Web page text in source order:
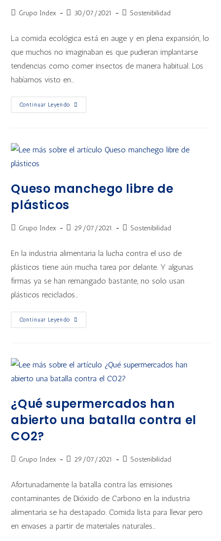
Grupo Index 30/07/2021 Sostenibilidad
La comida ecológica está en auge y en plena expansión, lo
que muchos no imaginaban es que pudieran implantarse
tendencias como comer insectos de manera habitual. Los
habíamos visto en…
Continuar Leyendo
Queso manchego libre de
plásticos
Grupo Index 29/07/2021 Sostenibilidad
En la industria alimentaria la lucha contra el uso de
plásticos tiene aún mucha tarea por delante. Y algunas
firmas ya se han remangado bastante, no solo usan
plásticos reciclados…
Continuar Leyendo
¿Qué supermercados han
abierto una batalla contra el
CO2?
Grupo Index 29/07/2021 Sostenibilidad
Afortunadamente la batalla contra las emisiones
contaminantes de Dióxido de Carbono en la industria
alimentaria se ha destapado. Comida lista para llevar pero
en envases a partir de materiales naturales…